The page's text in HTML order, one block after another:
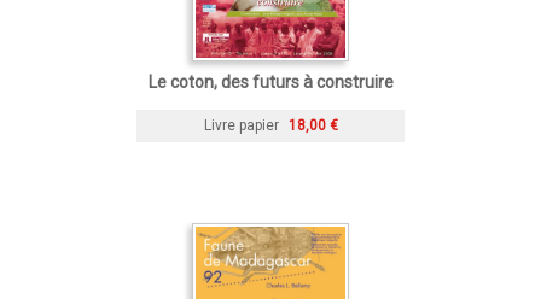
Le coton, des futurs à construire
Livre papier 18,00 €